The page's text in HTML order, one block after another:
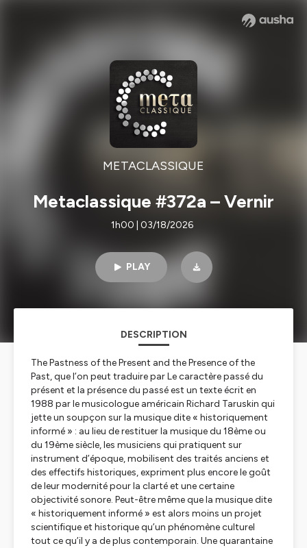
METACLASSIQUE
Metaclassique #372a – Vernir
1h00 | 03/18/2026
PLAY
DESCRIPTION
The Pastness of the Present and the Presence of the
Past, que l’on peut traduire parLe caractère passé du
présent et la présence du passéest un texte écrit en
1988 par le musicologue américain Richard Taruskin qui
jette un soupçon sur la musique dite « historiquement
informé » : au lieu de restituer la musique du 18ème ou
du 19ème siècle, les musiciens qui pratiquent sur
instrument d’époque, mobilisent des traités anciens et
des effectifs historiques, expriment plus encore le goût
de leur modernité pour la clarté et une certaine
objectivité sonore. Peut-être même que la musique dite
« historiquement informé » est alors moins un projet
scientifique et historique qu’un phénomène culturel
tout ce qu’il y a de plus contemporain. Une quarantaine